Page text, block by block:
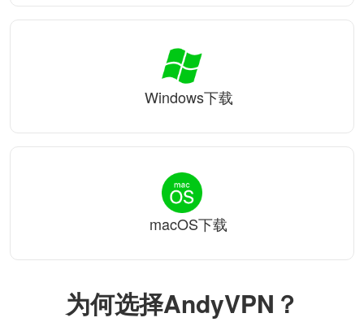
为何选择AndyVPN？
Windows下载
macOS下载